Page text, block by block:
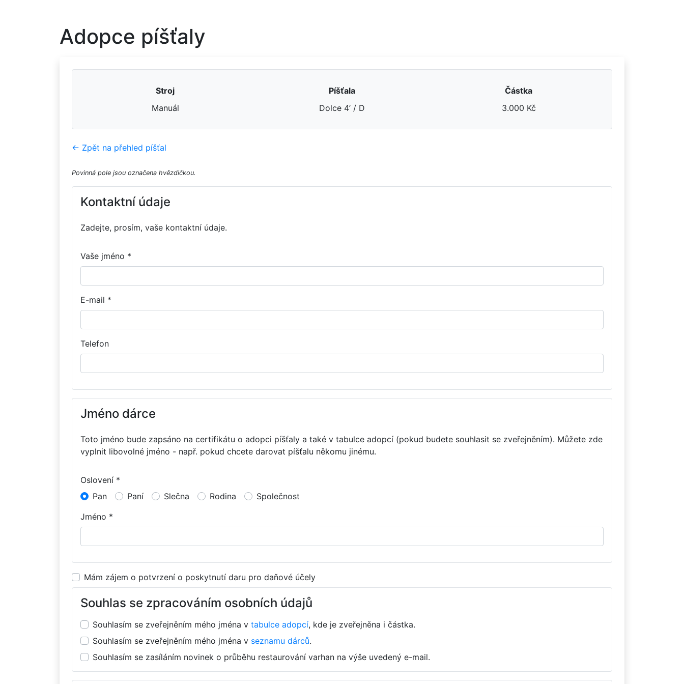
Adopce píšťaly
Stroj Píšťala
Částka
Manuál
Dolce 4’ / D 3.000 Kč
← Zpět na přehled píšťal
Povinná pole jsou označena hvězdičkou.
Kontaktní údaje
Zadejte, prosím, vaše kontaktní údaje.
Vaše jméno *
E-mail *
Telefon
Jméno dárce
Toto jméno bude zapsáno na certifikátu o adopci píšťaly a také v tabulce adopcí (pokud budete souhlasit se zveřejněním). Můžete zde
vyplnit libovolné jméno - např. pokud chcete darovat píšťalu někomu jinému.
Oslovení *
Pan
Paní Slečna Rodina
Společnost
Jméno *
Mám zájem o potvrzení o poskytnutí daru pro daňové účely
Souhlas se zpracováním osobních údajů
Souhlasím se zveřejněním mého jména v tabulce adopcí, kde je zveřejněna i částka.
Souhlasím se zveřejněním mého jména v seznamu dárců.
Souhlasím se zasíláním novinek o průběhu restaurování varhan na výše uvedený e-mail.